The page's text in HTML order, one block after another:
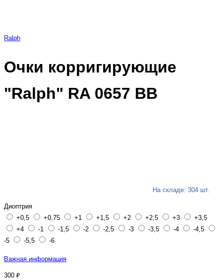
Ralph
Очки корригирующие
"Ralph" RA 0657 BB
На складе: 304 шт.
Диоптрия
+0,5
+0,75 +1 +1,5 +2 +2,5 +3
+3,5
+4
-1 -1,5 -2 -2,5 -3 -3,5 -4
-4,5
-5
-5,5 -6
Важная информация
300 ₽